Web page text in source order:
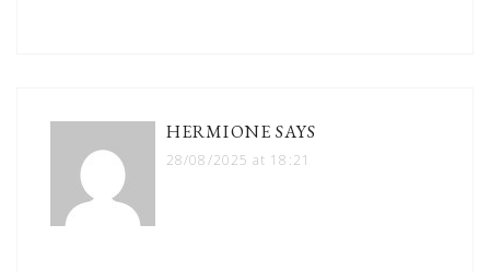
HERMIONE SAYS
28/08/2025 at 18:21